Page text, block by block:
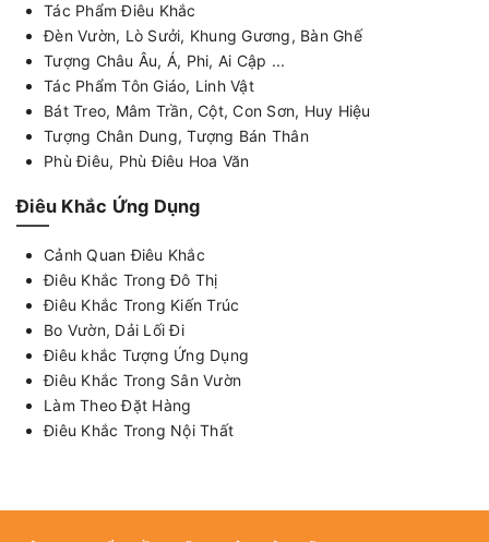
Tác Phẩm Điêu Khắc
Đèn Vườn, Lò Sưởi, Khung Gương, Bàn Ghế
Tượng Châu Âu, Á, Phi, Ai Cập ...
Tác Phẩm Tôn Giáo, Linh Vật
Bát Treo, Mâm Trần, Cột, Con Sơn, Huy Hiệu
Tượng Chân Dung, Tượng Bán Thân
Phù Điêu, Phù Điêu Hoa Văn
Điêu Khắc Ứng Dụng
Cảnh Quan Điêu Khắc
Điêu Khắc Trong Đô Thị
Điêu Khắc Trong Kiến Trúc
Bo Vườn, Dải Lối Đi
Điêu khắc Tượng Ứng Dụng
Điêu Khắc Trong Sân Vườn
Làm Theo Đặt Hàng
Điêu Khắc Trong Nội Thất